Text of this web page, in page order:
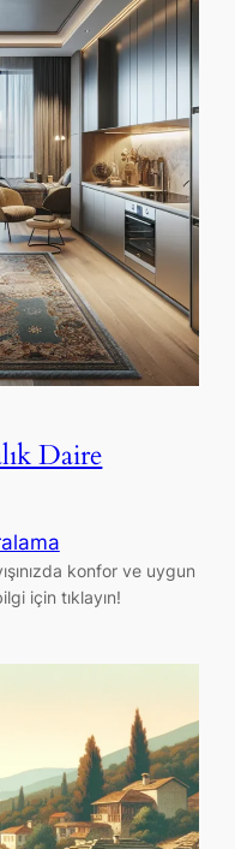
Daire
konfor ve uygun
için tıklayın!